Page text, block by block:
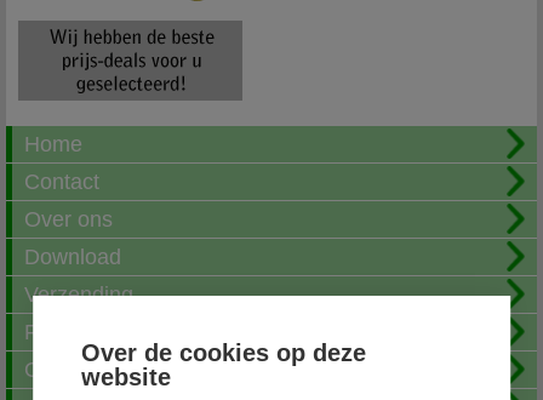
Over de cookies op deze
website
Home
Contact
Over ons
Download
Verzending
Fotoalbum
Openingstijden